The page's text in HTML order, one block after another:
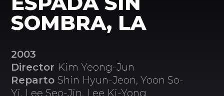
SOMBRA, LA
2003
Director Kim Yeong-Jun
RepartoShin Hyun-Jeon, Yoon So-
Yi, Lee Seo-Jin, Lee Ki-Yong